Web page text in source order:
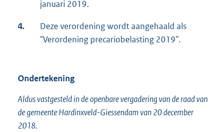
januari 2019.
4.
Deze verordening wordt aangehaald als
"Verordening precariobelasting 2019".
Ondertekening
Aldus vastgesteld in de openbare vergadering van de raad van
de gemeente Hardinxveld-Giessendam van 20 december
2018.